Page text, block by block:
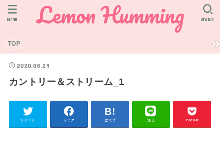
TOP
SEARCH
MENU
2020.08.29
カントリー＆ストリーム_1
ツイート シェア はてブ 送る Pocket